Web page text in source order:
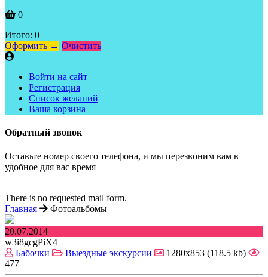
0
Итого: 0
Оформить → Очистить
Войти на сайт
Регистрация
Список желаний
Ваша корзина
Обратный звонок
Оставьте номер своего телефона, и мы перезвоним вам в
удобное для вас время
There is no requested mail form.
Главная
Фотоальбомы
20.07.2014
w3i8gcgPiX4
Бабочки
Выездные экскурсии
1280x853 (118.5 kb)
477